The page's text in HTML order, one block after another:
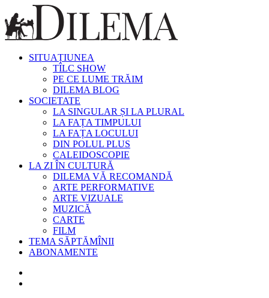
SITUAȚIUNEA
TÎLC SHOW
PE CE LUME TRĂIM
DILEMA BLOG
SOCIETATE
LA SINGULAR ȘI LA PLURAL
LA FAȚA TIMPULUI
LA FAȚA LOCULUI
DIN POLUL PLUS
CALEIDOSCOPIE
LA ZI ÎN CULTURĂ
DILEMA VĂ RECOMANDĂ
ARTE PERFORMATIVE
ARTE VIZUALE
MUZICĂ
CARTE
FILM
TEMA SĂPTĂMÎNII
ABONAMENTE